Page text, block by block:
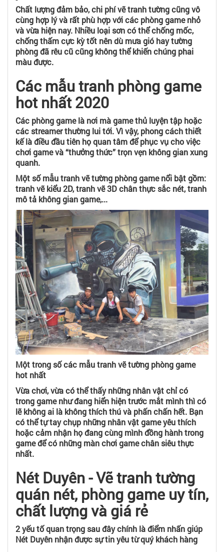
Chất lượng đảm bảo, chi phí vẽ tranh tường cũng vô
cùng hợp lý và rất phù hợp với các phòng game nhỏ
và vừa hiện nay. Nhiều loại sơn có thể chống mốc,
chống thấm cực kỳ tốt nên dù mưa gió hay tường
phòng đã rêu cũ cũng không thể khiến chúng phai
màu được.
Các mẫu tranh phòng game
hot nhất 2020
Các phòng game là nơi mà game thủ luyện tập hoặc
các streamer thường lui tới. Vì vậy, phong cách thiết
kế là điều đầu tiên họ quan tâm để phục vụ cho việc
chơi game và “thưởng thức” trọn vẹn không gian xung
quanh.
Một số mẫu tranh vẽ tường phòng game nổi bật gồm:
tranh vẽ kiểu 2D, tranh vẽ 3D chân thực sắc nét, tranh
mô tả không gian game,...
Một trong số các mẫu tranh vẽ tường phòng game
hot nhất
Vừa chơi, vừa có thể thấy những nhân vật chỉ có
trong game như đang hiển hiện trước mắt mình thì có
lẽ không ai là không thích thú và phấn chấn hết. Bạn
có thể tự tay chụp những nhân vật game yêu thích
hoặc cảm nhận họ đang cùng mình đồng hành trong
game để có những màn chơi game chân siêu thực
nhất.
Nét Duyên - Vẽ tranh tường
quán nét, phòng game uy tín,
chất lượng và giá rẻ
2 yếu tố quan trọng sau đây chính là điểm nhấn giúp
Nét Duyên nhận được sự tin yêu từ quý khách hàng